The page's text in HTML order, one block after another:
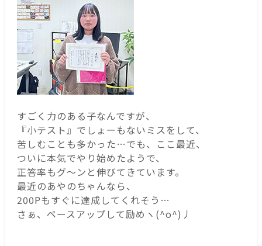
すごく力のある子なんですが、
『小テスト』でしょーもないミスをして、
苦しむことも多かった…でも、ここ最近、
ついに本気でやり始めたようで、
正答率もグ～ンと伸びてきています。
最近のあやのちゃんなら、
200Pもすぐに達成してくれそう…
さぁ、ペースアップして励めヽ(^o^)丿